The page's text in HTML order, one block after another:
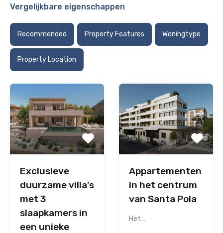
Vergelijkbare eigenschappen
Recommended Property Features Woningtype
Property Location
Exclusieve
duurzame villa’s
met 3
slaapkamers in
een unieke
Appartementen
in het centrum
van Santa Pola
Het…